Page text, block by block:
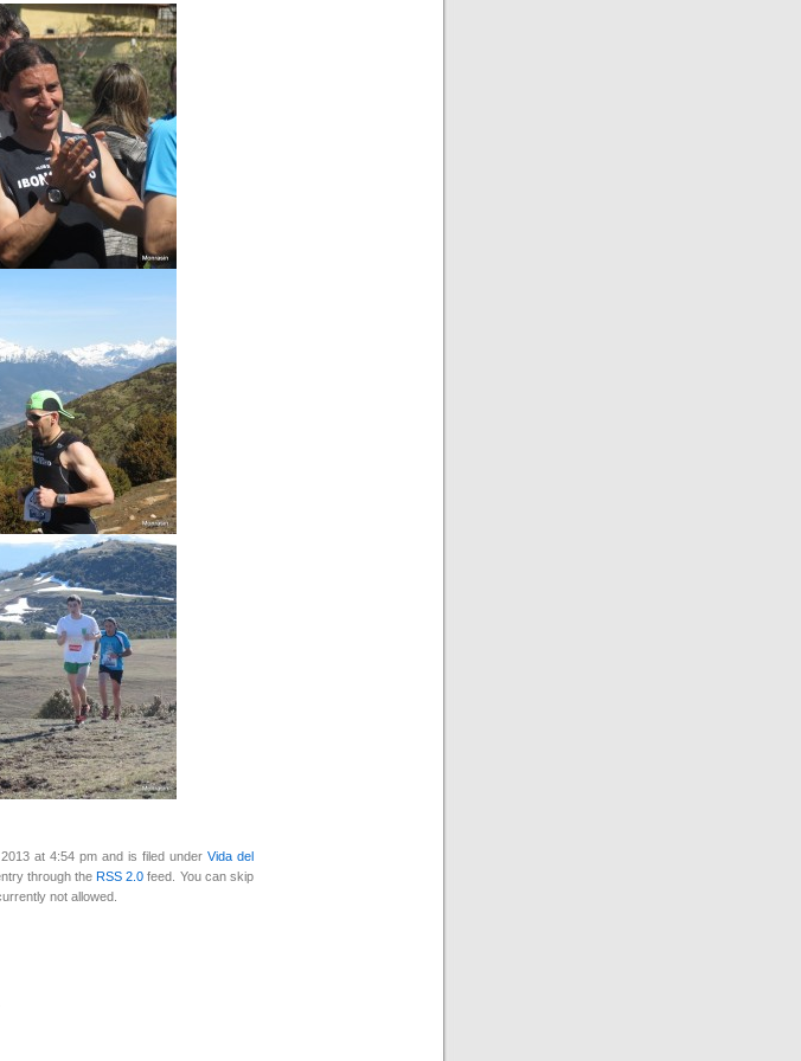
at 4:54 pm and is filed under Vida del
through theRSS 2.0 feed. You can skip
not allowed.